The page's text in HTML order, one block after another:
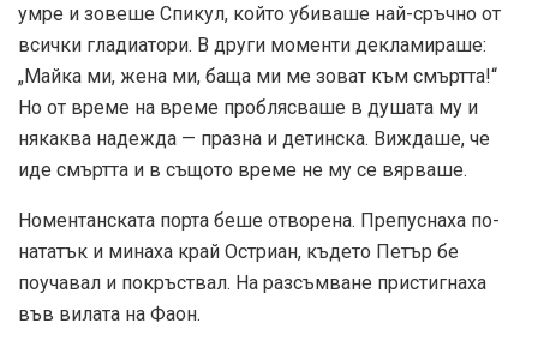
умре и зовеше Спикул, който убиваше най-сръчно от
всички гладиатори. В други моменти декламираше:
„Майка ми, жена ми, баща ми ме зоват към смъртта!“
Но от време на време проблясваше в душата му и
някаква надежда — празна и детинска. Виждаше, че
иде смъртта и в същото време не му се вярваше.
Номентанската порта беше отворена. Препуснаха по-
нататък и минаха край Остриан, където Петър бе
поучавал и покръствал. На разсъмване пристигнаха
във вилата на Фаон.